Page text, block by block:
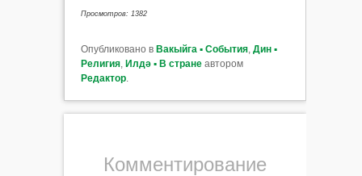
Просмотров: 1382
Опубликовано в Вакыйга ▪ События, Дин ▪
Религия, Илдә ▪ В странеавтором
Редактор.
Комментирование